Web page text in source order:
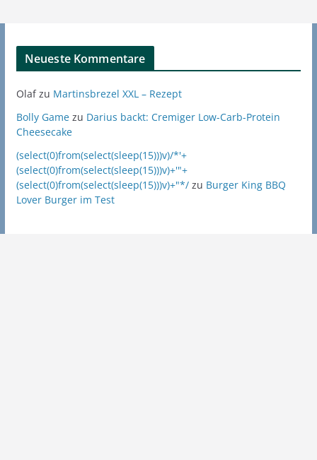
Neueste Kommentare
Olafzu Martinsbrezel XXL – Rezept
Bolly Gamezu Darius backt: Cremiger Low-Carb-Protein
Cheesecake
(select(0)from(select(sleep(15)))v)/*'+
(select(0)from(select(sleep(15)))v)+'"+
(select(0)from(select(sleep(15)))v)+"*/zu Burger King BBQ
Lover Burger im Test